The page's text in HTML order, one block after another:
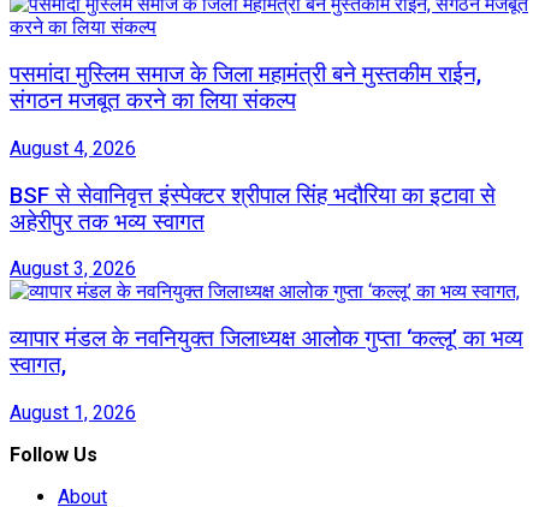
पसमांदा मुस्लिम समाज के जिला महामंत्री बने मुस्तकीम राईन,
संगठन मजबूत करने का लिया संकल्प
August 4, 2026
BSF से सेवानिवृत्त इंस्पेक्टर श्रीपाल सिंह भदौरिया का इटावा से
अहेरीपुर तक भव्य स्वागत
August 3, 2026
व्यापार मंडल के नवनियुक्त जिलाध्यक्ष आलोक गुप्ता ‘कल्लू’ का भव्य
स्वागत,
August 1, 2026
Follow Us
About